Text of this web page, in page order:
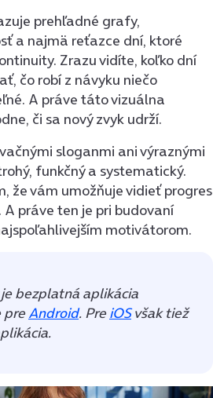
prehľadné grafy,
a najmä reťazce dní, ktoré
Zrazu vidíte, koľko dní
čo robí z návyku niečo
A práve táto vizuálna
či sa nový zvyk udrží.
sloganmi ani výraznými
funkčný a systematický.
že vám umožňuje vidieť progres
práve ten je pri budovaní
motivátorom.
bezplatná aplikácia
preAndroid. PreiOSvšak tiež